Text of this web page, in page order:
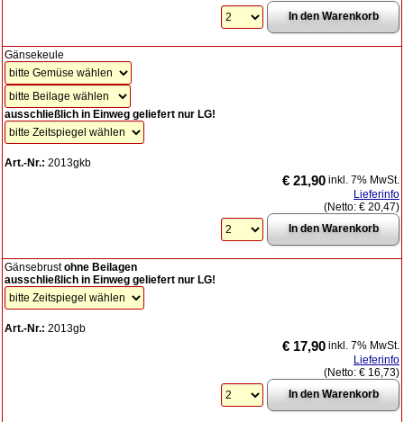
Gänsekeule
ausschließlich in Einweg geliefert nur LG!
Art.-Nr.: 2013gkb
€ 21,90 inkl. 7% MwSt.
Lieferinfo
(Netto: € 20,47)
Gänsebrustohne Beilagen
ausschließlich in Einweg geliefert nur LG!
Art.-Nr.: 2013gb
€ 17,90 inkl. 7% MwSt.
Lieferinfo
(Netto: € 16,73)